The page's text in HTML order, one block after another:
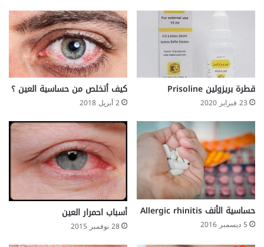
قطرة بريزولين Prisoline
23 فبراير 2020
كيف أتخلص من حساسية العين ؟
2 أبريل 2018
حساسية الأنف Allergic rhinitis
5 ديسمبر 2016
أسباب احمرار العين
28 نوفمبر 2015